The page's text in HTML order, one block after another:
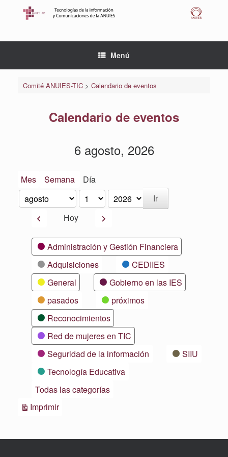
Menú
Comité ANUIES-TIC> Calendario de eventos
Calendario de eventos
6 agosto, 2026
Mes Semana Día
Mes
Día
Año
AnteriorHoy Siguiente
CategoríasAdministración y Gestión Financiera
Adquisiciones
CEDIIES
General
Gobierno en las IES
pasados
próximos
Reconocimientos
Red de mujeres en TIC
Seguridad de la información
SIIU
Tecnología Educativa
Todas las categorías
ImprimirVistas